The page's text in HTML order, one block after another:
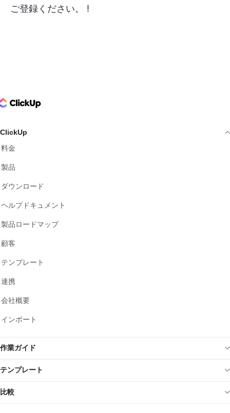
ご登録ください。
!
Logo
ClickUp
料金
製品
ダウンロード
ヘルプドキュメント
製品ロードマップ
顧客
テンプレート
連携
会社概要
インポート
作業ガイド
テンプレート
比較